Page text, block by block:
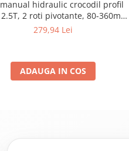
hidraulic crocodil profil
2 roti pivotante, 80-360mm+
auto pentru sprijin 3T cu pin
279,94 Lei
ADAUGA IN COS